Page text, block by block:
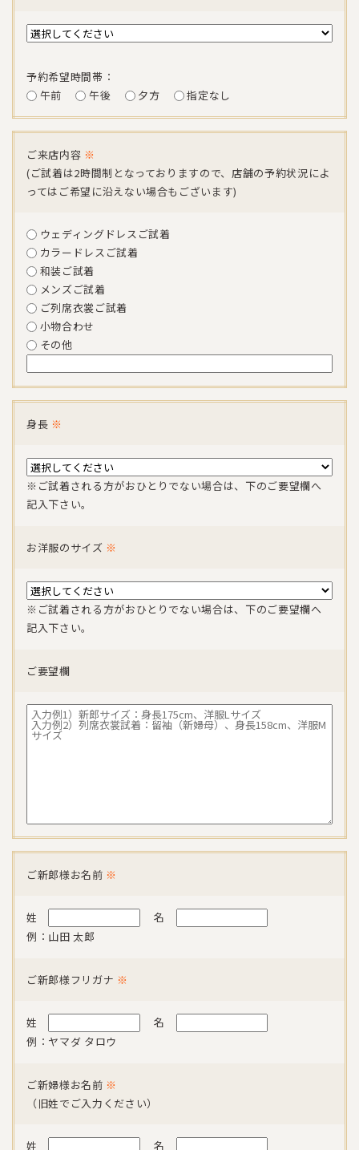
予約希望時間帯：
午前
午後 夕方 指定なし
ご来店内容 ※
(ご試着は2時間制となっておりますので、店舗の予約状況によ
ってはご希望に沿えない場合もございます)
ウェディングドレスご試着
カラードレスご試着
和装ご試着
メンズご試着
ご列席衣裳ご試着
小物合わせ
その他
身長 ※
※ご試着される方がおひとりでない場合は、下のご要望欄へ
記入下さい。
お洋服のサイズ ※
※ご試着される方がおひとりでない場合は、下のご要望欄へ
記入下さい。
ご要望欄
ご新郎様お名前 ※
姓
名
例：山田 太郎
ご新郎様フリガナ ※
姓
名
例：ヤマダ タロウ
ご新婦様お名前 ※
（旧姓でご入力ください）
姓 名